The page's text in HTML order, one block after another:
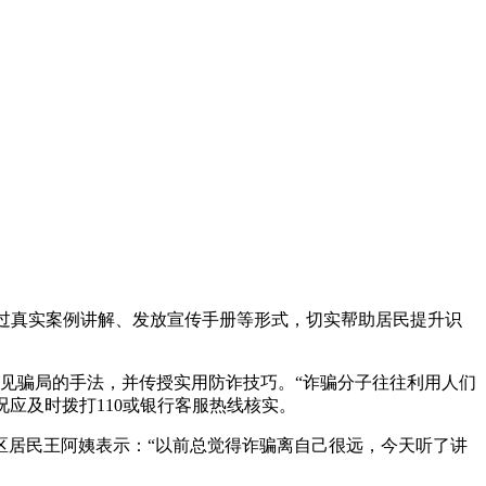
实案例讲解、发放宣传手册等形式，切实帮助居民提升识
骗局的手法，并传授实用防诈技巧。“诈骗分子往往利用人们
及时拨打110或银行客服热线核实。
民王阿姨表示：“以前总觉得诈骗离自己很远，今天听了讲